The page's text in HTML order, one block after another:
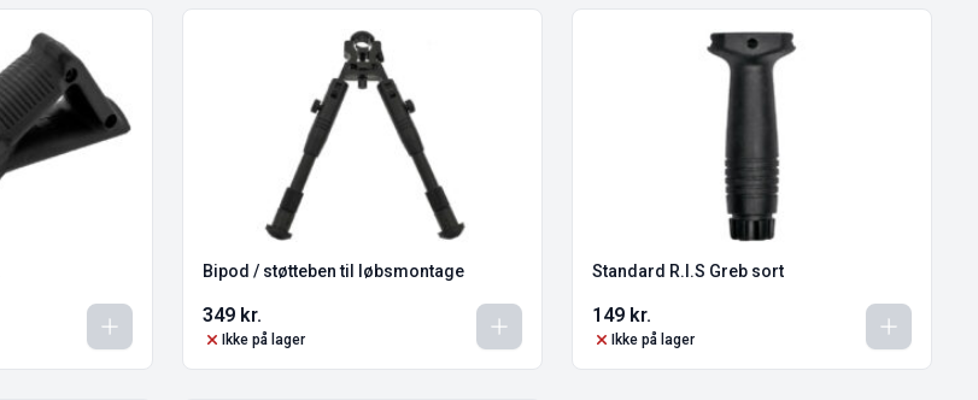
Bipod / støtteben til løbsmontage
349 kr.
Ikke på lager
Standard R.I.S Greb sort
149 kr.
Ikke på lager